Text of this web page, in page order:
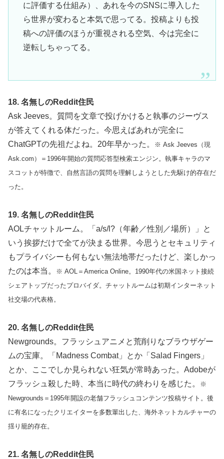
に評価する仕組み）、あれを今のSNSに導入した
ら世界が変わると本気で思ってる。投稿よりも投
稿への評価のほうが重視される空気、今は完全に
逆転しちゃってる。
18. 名無しのReddit住民
Ask Jeeves。質問を文章で投げかけると執事のジーヴス
が答えてくれる体だった。今思えばあれが完全に
ChatGPTの先祖だよね。20年早かった。
※ Ask Jeeves（現
Ask.com）＝1996年開始の質問応答型検索エンジン。執事キャラのマ
スコットが特徴で、自然言語の質問を理解しようとした先駆け的存在だ
った。
19. 名無しのReddit住民
AOLチャットルーム。「a/s/l?（年齢／性別／場所）」と
いう挨拶だけで全てが決まる世界。今思うとセキュリティ
もプライバシーも何もない無法地帯だったけど、楽しかっ
たのは本当。
※ AOL＝America Online。1990年代の米国ネット接続
シェアトップだったプロバイダ。チャットルームは初期インターネット
社交場の代表格。
20. 名無しのReddit住民
Newgrounds。フラッシュアニメと荒削りなブラウザゲー
ムの宝庫。「Madness Combat」とか「Salad Fingers」
とか、ここでしか見られない狂気が常時あった。Adobeが
フラッシュ殺した時、本当に時代の終わりを感じた。
※
Newgrounds＝1995年開設の老舗フラッシュコンテンツ投稿サイト。後
に有名になったクリエイターを多数輩出した、海外ネットカルチャーの
揺り籠的存在。
21. 名無しのReddit住民